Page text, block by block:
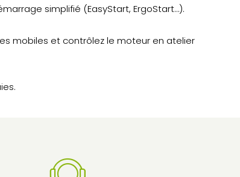
simplifié (EasyStart, ErgoStart…).
mobiles et contrôlez le moteur en atelier